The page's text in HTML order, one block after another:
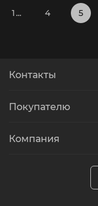
1 ... 4 5
Контакты
Покупателю
Компания